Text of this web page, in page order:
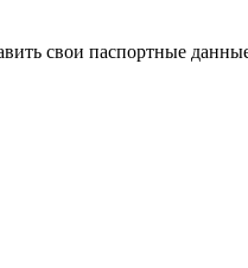
свои паспортные